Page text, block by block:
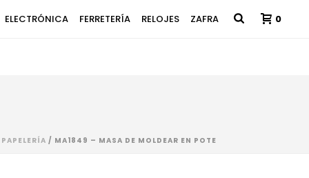
ELECTRÓNICA FERRETERÍA RELOJES ZAFRA 0
PAPELERÍA / MA1849 – MASA DE MOLDEAR EN POTE